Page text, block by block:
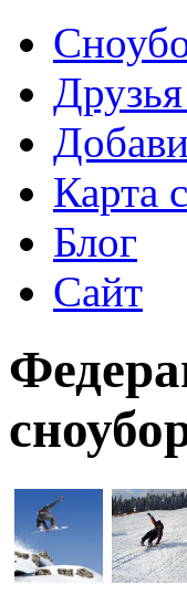
Карта
Блог
Сайт